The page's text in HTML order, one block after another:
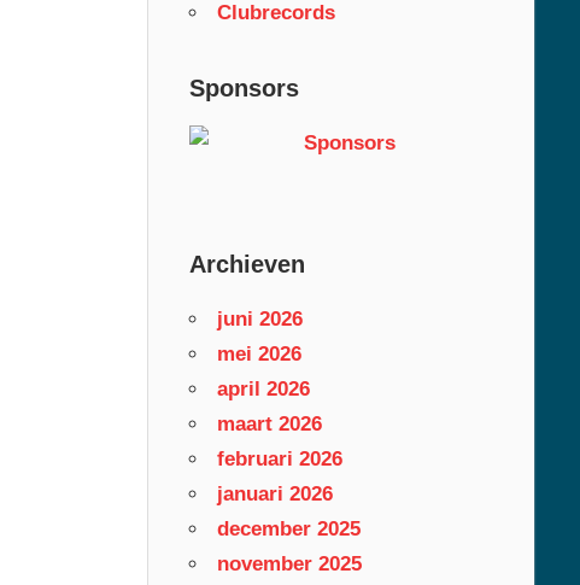
Clubrecords
Sponsors
Archieven
juni 2026
mei 2026
april 2026
maart 2026
februari 2026
januari 2026
december 2025
november 2025